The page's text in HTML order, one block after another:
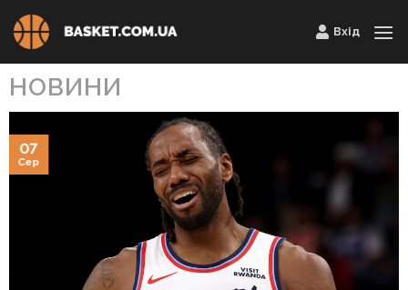
Skip
to
Вхід
НОВИНИ
07
Сер